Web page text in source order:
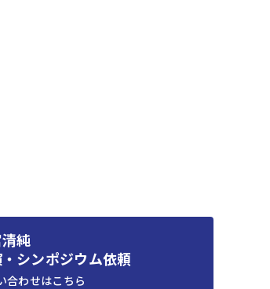
純
シンポジウム依頼
合わせはこちら